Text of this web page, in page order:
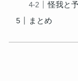
怪我と
まとめ